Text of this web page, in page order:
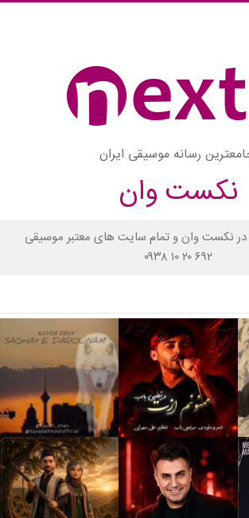
رسانه موسیقی ایران
نکست وان
نکست وان و تمام سایت های معتبر موسیقی
۰۹۳۸ ۱۰ ۲۰ ۶۹۲